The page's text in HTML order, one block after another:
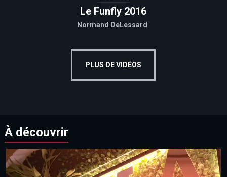
Le Funfly 2016
Normand DeLessard
PLUS DE VIDÉOS
À découvrir